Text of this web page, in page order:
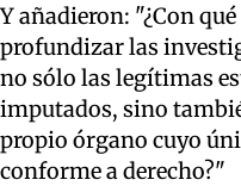
Y añadieron: "¿Con
profundizar las
no sólo las legítimas
imputados, sino
propio órgano cuyo
conforme a derecho?"